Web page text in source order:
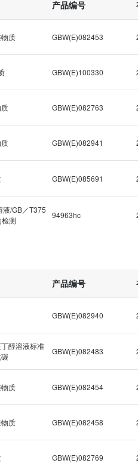
产品编号
质 GBW(E)082453
GBW(E)100330
GBW(E)082763
GBW(E)082941
GBW(E)085691
液/GB／T375
测
94963hc
产品编号
GBW(E)082940
醇溶液标准
GBW(E)082483
质 GBW(E)082454
质 GBW(E)082458
GBW(E)082769